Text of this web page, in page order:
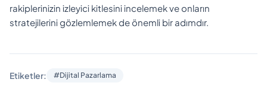
rakiplerinizin izleyici kitlesini incelemek ve onların
stratejilerini gözlemlemek de önemli bir adımdır.
Etiketler: #Dijital Pazarlama